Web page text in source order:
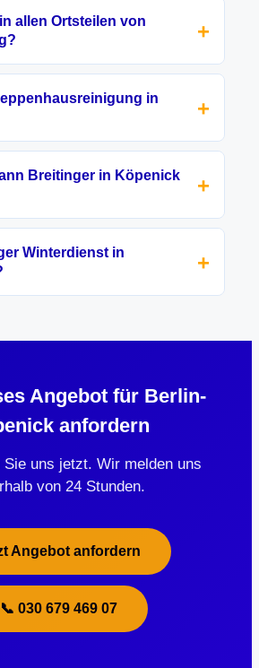
allen Ortsteilen von
in
Breitinger in Köpenick
Winterdienst in
Angebot für Berlin-
anfordern
Sie uns jetzt. Wir melden uns
von 24 Stunden.
Angebot anfordern
📞 030 679 469 07